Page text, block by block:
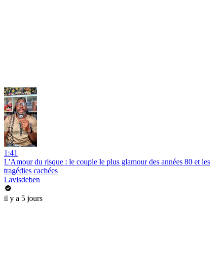
1:41
L'Amour du risque : le couple le plus glamour des années 80 et les
tragédies cachées
Lavisdeben
il y a 5 jours